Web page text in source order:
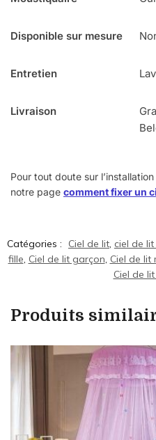
Disponible sur mesure
Entretien
Livraison
Pour tout doute sur
notre page comment fixer un
Catégories : Ciel de lit, ciel de
fille, Ciel de lit garçon, Ciel de lit
Ciel de
Produits